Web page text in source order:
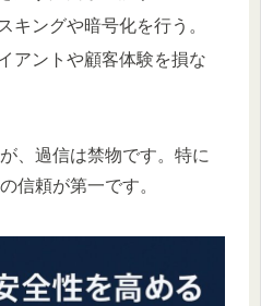
キングや暗号化を行う。
アントや顧客体験を損な
、過信は禁物です。特に
信頼が第一です。